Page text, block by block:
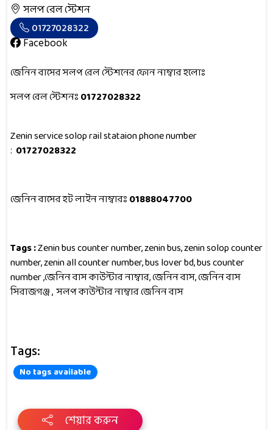
সলপ রেল স্টেশন
01727028322
Facebook
জেনিন বাসের সলপ রেল স্টেশনের ফোন নাম্বার হলোঃ
সলপ রেল স্টেশনঃ01727028322
Zenin service solop rail stataion phone number
: 01727028322
জেনিন বাসের হট লাইন নাম্বারঃ01888047700
Tags :Zenin bus counter number, zenin bus, zenin solop counter
number, zenin all counter number, bus lover bd, bus counter
number ,জেনিন বাস কাউন্টার নাম্বার, জেনিন বাস, জেনিন বাস
সিরাজগঞ্জ , সলপকাউন্টার নাম্বার জেনিন বাস
Tags:
No tags available
শেয়ার করুন